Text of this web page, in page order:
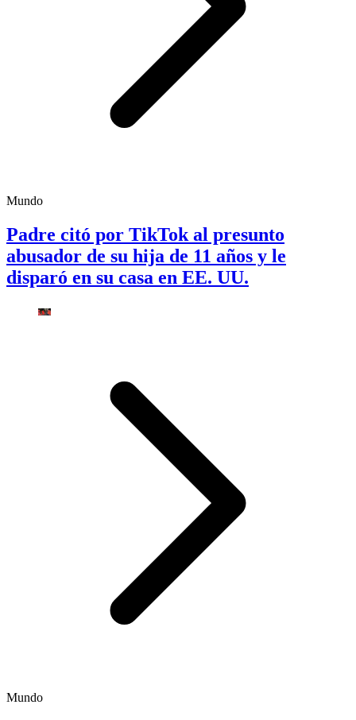
Mundo
Padre citó por TikTok al presunto
abusador de su hija de 11 años y le
disparó en su casa en EE. UU.
Mundo